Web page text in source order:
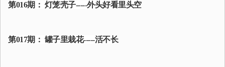
第016期： 灯笼壳子-----外头好看里头空
第017期： 罐子里栽花-----活不长